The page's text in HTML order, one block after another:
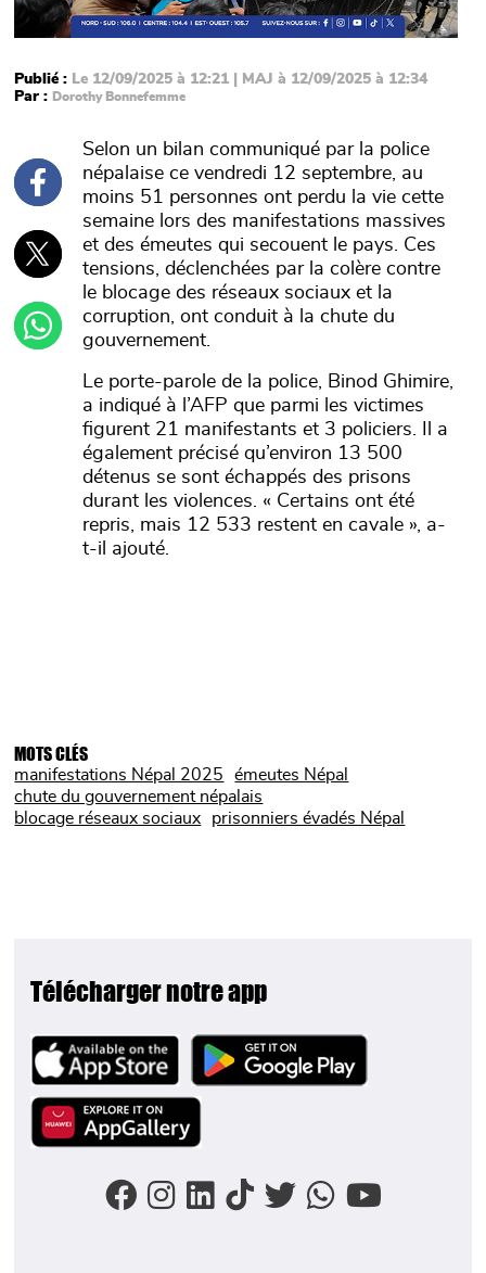
Publié : Le 12/09/2025 à 12:21 | MAJ à 12/09/2025 à 12:34
Par : Dorothy Bonnefemme
Selon un bilan communiqué par la police
népalaise ce vendredi 12 septembre, au
moins 51 personnes ont perdu la vie cette
semaine lors des manifestations massives
et des émeutes qui secouent le pays. Ces
tensions, déclenchées par la colère contre
le blocage des réseaux sociaux et la
corruption, ont conduit à la chute du
gouvernement.
Le porte-parole de la police, Binod Ghimire,
a indiqué à l’AFP que parmi les victimes
figurent 21 manifestants et 3 policiers. Il a
également précisé qu’environ 13 500
détenus se sont échappés des prisons
durant les violences. « Certains ont été
repris, mais 12 533 restent en cavale », a-
t-il ajouté.
MOTS CLÉS
manifestations Népal 2025
émeutes Népal
chute du gouvernement népalais
blocage réseaux sociaux
prisonniers évadés Népal
Télécharger notre app
Image Image
Image